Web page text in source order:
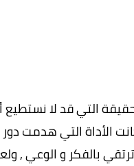
التي قد لا
الأداة التي هدمت
بالفكر و الوعي ,